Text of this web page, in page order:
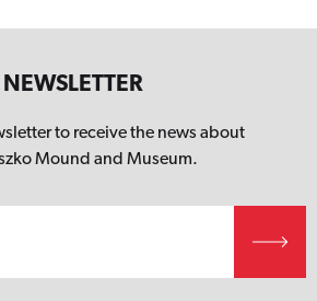
NEWSLETTER
to receive the news about
Mound and Museum.